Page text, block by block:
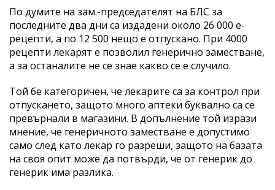
По думите на зам.-председателят на БЛС за
последните два дни са издадени около 26 000 е-
рецепти, а по 12 500 нещо е отпускано. При 4000
рецепти лекарят е позволил генерично заместване,
а за останалите не се знае какво се е случило.
Той бе категоричен, че лекарите са за контрол при
отпускането, защото много аптеки буквално са се
превърнали в магазини. В допълнение той изрази
мнение, че генеричното заместване е допустимо
само след като лекар го разреши, защото на базата
на своя опит може да потвърди, че от генерик до
генерик има разлика.